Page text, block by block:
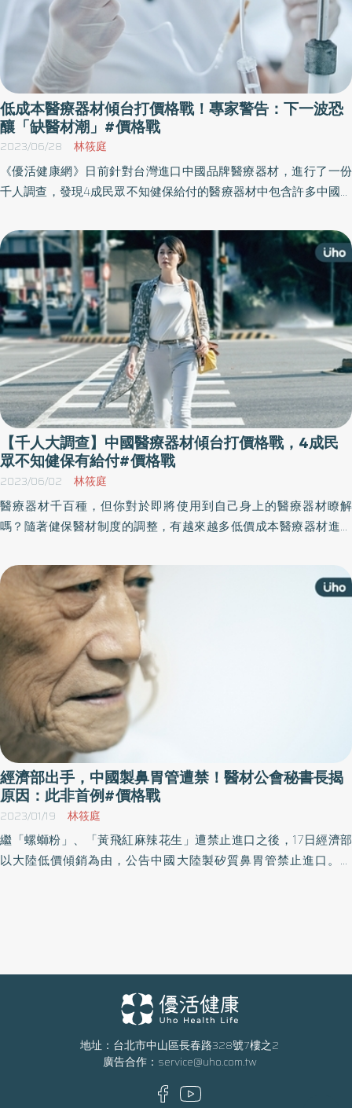
低成本醫療器材傾台打價格戰！專家警告：下一波恐
釀「缺醫材潮」#價格戰
2023/06/28 林筱庭
《優活健康網》日前針對台灣進口中國品牌醫療器材，進行了一份
千人調查，發現4成民眾不知健保給付的醫療器材中包含許多中國品
的醫療器材，使用時你是否會感到擔憂？」則有高達8成民眾表達擔
憂。為此，《優活健康網》特地專訪前健保署醫審及藥材組科長、
台北市立聯合醫院資材中心主任郭垂文，請他分享看法。
【千人大調查】中國醫療器材傾台打價格戰，4成民
眾不知健保有給付#價格戰
2023/06/02 林筱庭
醫療器材千百種，但你對於即將使用到自己身上的醫療器材瞭解
嗎？隨著健保醫材制度的調整，有越來越多低價成本醫療器材進入
價格戰的醫療器材廠選擇退出，長期下來恐不利台灣醫療環境發
展⋯
經濟部出手，中國製鼻胃管遭禁！醫材公會秘書長揭
原因：此非首例#價格戰
2023/01/19 林筱庭
​​繼「螺螄粉」、「黃飛紅麻辣花生」遭禁止進口之後，17日經濟部
以大陸低價傾銷為由，公告中國大陸製矽質鼻胃管禁止進口。對
地址：台北市中山區長春路328號7樓之2
廣告合作： service@uho.com.tw